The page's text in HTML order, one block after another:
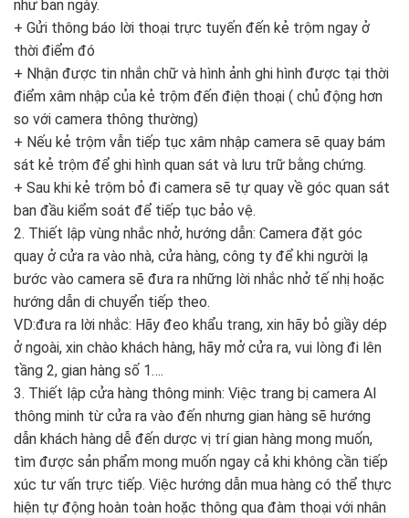
như ban ngày.
+ Gửi thông báo lời thoại trực tuyến đến kẻ trộm ngay ở
thời điểm đó
+ Nhận được tin nhắn chữ và hình ảnh ghi hình được tại thời
điểm xâm nhập của kẻ trộm đến điện thoại ( chủ động hơn
so với camera thông thường)
+ Nếu kẻ trộm vẫn tiếp tục xâm nhập camera sẽ quay bám
sát kẻ trộm để ghi hình quan sát và lưu trữ bằng chứng.
+ Sau khi kẻ trộm bỏ đi camera sẽ tự quay về góc quan sát
ban đầu kiểm soát để tiếp tục bảo vệ.
2. Thiết lập vùng nhắc nhở, hướng dẫn: Camera đặt góc
quay ở cửa ra vào nhà, cửa hàng, công ty để khi người lạ
bước vào camera sẽ đưa ra những lời nhắc nhở tế nhị hoặc
hướng dẫn di chuyển tiếp theo.
VD:đưa ra lời nhắc: Hãy đeo khẩu trang, xin hãy bỏ giầy dép
ở ngoài, xin chào khách hàng, hãy mở cửa ra, vui lòng đi lên
tầng 2, gian hàng số 1….
3. Thiết lập cửa hàng thông minh: Việc trang bị camera AI
thông minh từ cửa ra vào đến nhưng gian hàng sẽ hướng
dẫn khách hàng dễ đến dược vị trí gian hàng mong muốn,
tìm được sản phẩm mong muốn ngay cả khi không cần tiếp
xúc tư vấn trực tiếp. Việc hướng dẫn mua hàng có thể thực
hiện tự động hoàn toàn hoặc thông qua đàm thoại với nhân